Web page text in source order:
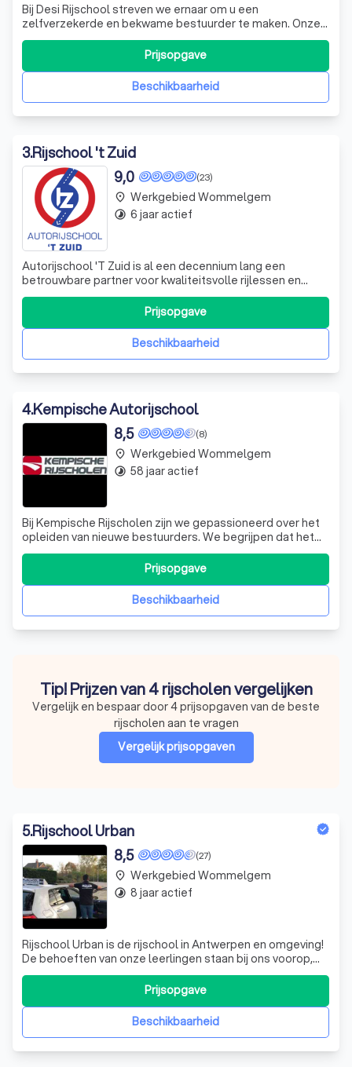
Bij Desi Rijschool streven we ernaar om u een
zelfverzekerde en bekwame bestuurder te maken. Onze
professionele instructeurs bieden zowel praktijk- als
theorielessen aan, in een volledig uitgeruste leswagen. Of
u nu een beginner bent of al enige ervaring heeft, wij
passen onze lessen aan uw behoefte
Beschikbaarheid
Prijsopgave
3.Rijschool 't Zuid
(23)
9,0
Autorijschool 'T Zuid is al een decennium lang een
betrouwbare partner voor kwaliteitsvolle rijlessen en
spoedcursussen. Wij zijn er trots op dat we onze
leerlingen de fijne kneepjes van het autorijden bijbrengen
en hen helpen om snel hun rijbewijs te behalen. Onze
aanpak is altijd persoonlijk en op
Beschikbaarheid
Prijsopgave
place Werkgebied Wommelgem
timelapse 6 jaar actief
4.Kempische Autorijschool
(8)
8,5
Bij Kempische Rijscholen zijn we gepassioneerd over het
opleiden van nieuwe bestuurders. We begrijpen dat het
leren besturen van een voertuig een grote stap is, en we
zijn er om u te begeleiden op elke stap van de weg. Onze
ervaren lesgevers zijn toegewijd aan het leveren van
kwaliteitsopleidingen,Beschikbaarheid
Prijsopgave
place Werkgebied Wommelgem
timelapse 58 jaar actief
Tip! Prijzen van 4 rijscholen vergelijken
Vergelijk en bespaar door 4 prijsopgaven van de beste
rijscholen aan te vragen
Vergelijk prijsopgaven
5.Rijschool Urban
(27)
8,5
Rijschool Urban is de rijschool in Antwerpen en omgeving!
De behoeften van onze leerlingen staan bij ons voorop,
waarbij zowel goede service als persoonlijke benadering
centraal staat. Omdat ieder mens uniek is heeft ook
iedere leerling andere begeleiding nodig.
Beschikbaarheid
Prijsopgave
place Werkgebied Wommelgem
timelapse 8 jaar actief